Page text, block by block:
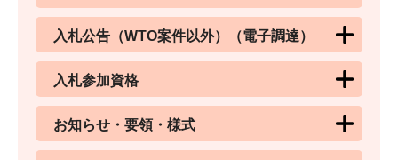
入札公告（WTO案件以外）（電子調達）
入札参加資格
お知らせ・要領・様式